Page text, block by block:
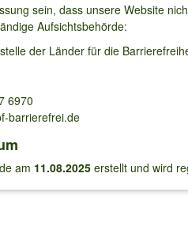
sein, dass unsere Website
Aufsichtsbehörde:
der Länder für die
6970
barrierefrei.de
am 11.08.2025erstellt und wird